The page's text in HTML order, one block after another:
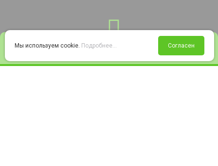
Войти Избранное Корзина
Мы используем cookie. Подробнее... Согласен